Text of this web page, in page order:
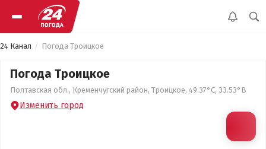
24 Канал Погода Троицкое
Погода Троицкое
Полтавская обл., Кременчугский район, Троицкое, 49.37°С, 33.53°В
Изменить город